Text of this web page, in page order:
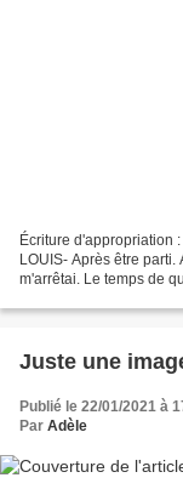
Écriture d'appropriation
LOUIS- Après être
m'arrêtai. Le temps de
Juste une
Publié le 22/01/2021 à
Par Adèle